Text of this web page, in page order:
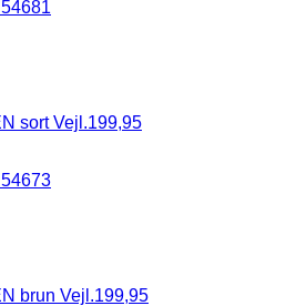
sort Vejl.199,95
brun Vejl.199,95